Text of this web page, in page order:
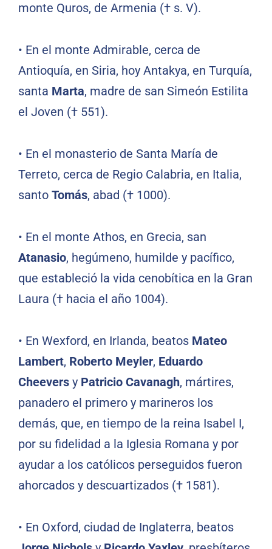
monte Quros, de Armenia († s. V).
• En el monte Admirable, cerca de
Antioquía, en Siria, hoy Antakya, en Turquía,
santa Marta, madre de san Simeón Estilita
el Joven († 551).
• En el monasterio de Santa María de
Terreto, cerca de Regio Calabria, en Italia,
santo Tomás, abad († 1000).
• En el monte Athos, en Grecia, san
Atanasio, hegúmeno, humilde y pacífico,
que estableció la vida cenobítica en la Gran
Laura († hacia el año 1004).
• En Wexford, en Irlanda, beatos Mateo
Lambert, Roberto Meyler, Eduardo
Cheevers y Patricio Cavanagh, mártires,
panadero el primero y marineros los
demás, que, en tiempo de la reina Isabel I,
por su fidelidad a la Iglesia Romana y por
ayudar a los católicos perseguidos fueron
ahorcados y descuartizados († 1581).
• En Oxford, ciudad de Inglaterra, beatos